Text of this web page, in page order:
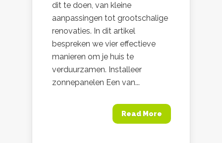
dit te doen, van kleine
aanpassingen tot grootschalige
renovaties. In dit artikel
bespreken we vier effectieve
manieren om je huis te
verduurzamen. Installeer
zonnepanelen Een van...
Read More